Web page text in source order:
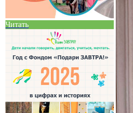
Читать